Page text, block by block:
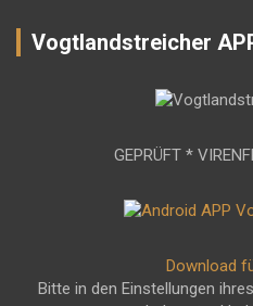
Vogtlandstreicher
GEPRÜFT *
Download
Bitte in den Einstellungen